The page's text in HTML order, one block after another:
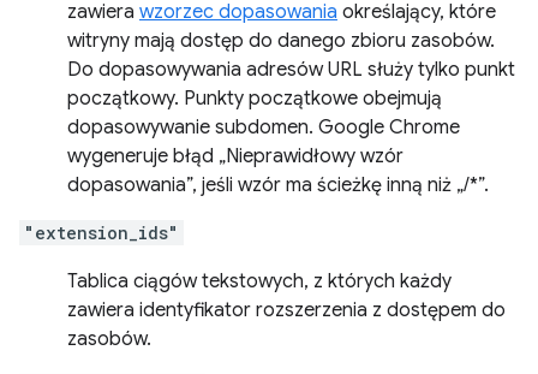
zawiera wzorzec dopasowania określający, które
witryny mają dostęp do danego zbioru zasobów.
Do dopasowywania adresów URL służy tylko punkt
początkowy. Punkty początkowe obejmują
dopasowywanie subdomen. Google Chrome
wygeneruje błąd „Nieprawidłowy wzór
dopasowania”, jeśli wzór ma ścieżkę inną niż „/*”.
"extension_ids"
Tablica ciągów tekstowych, z których każdy
zawiera identyfikator rozszerzenia z dostępem do
zasobów.